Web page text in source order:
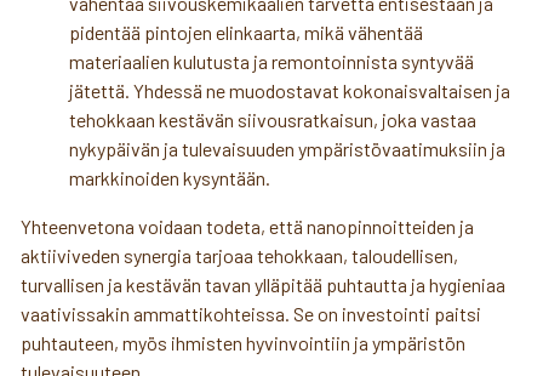
pidentää pintojen elinkaarta, mikä vähentää
materiaalien kulutusta ja remontoinnista syntyvää
jätettä. Yhdessä ne muodostavat kokonaisvaltaisen ja
tehokkaan kestävän siivousratkaisun, joka vastaa
nykypäivän ja tulevaisuuden ympäristövaatimuksiin ja
markkinoiden kysyntään.
Yhteenvetona voidaan todeta, että nanopinnoitteiden ja
aktiiviveden synergia tarjoaa tehokkaan, taloudellisen,
turvallisen ja kestävän tavan ylläpitää puhtautta ja hygieniaa
vaativissakin ammattikohteissa. Se on investointi paitsi
puhtauteen, myös ihmisten hyvinvointiin ja ympäristön